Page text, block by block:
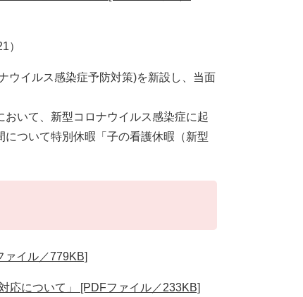
）
ウイルス感染症予防対策)を新設し、当面
いて、新型コロナウイルス感染症に起
ついて特別休暇「子の看護休暇（新型
ァイル／779KB]
応について」 [PDFファイル／233KB]